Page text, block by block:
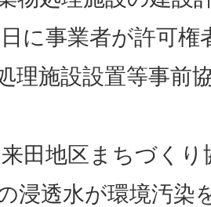
に事業者が許可権
理施設設置等事前
田地区まちづく
浸透水が環境汚染